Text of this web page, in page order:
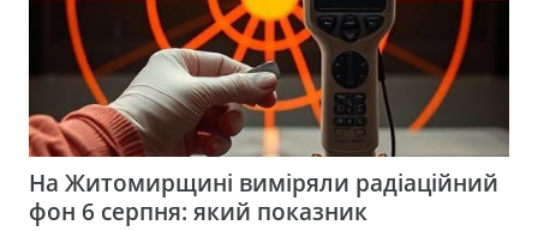
На Житомирщині виміряли радіаційний
фон 6 серпня: який показник